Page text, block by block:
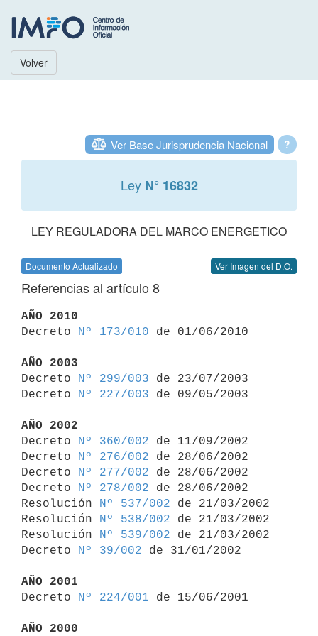
Volver
?
Ver Base Jurisprudencia Nacional
Ley N° 16832
LEY REGULADORA DEL MARCO ENERGETICO
Documento Actualizado Ver Imagen del D.O.
Referencias al artículo 8
AÑO 2010
Decreto
Nº 173/010 de 01/06/2010
AÑO 2003
Decreto
Nº 299/003 de 23/07/2003
Decreto
Nº 227/003 de 09/05/2003
AÑO 2002
Decreto
Nº 360/002 de 11/09/2002
Decreto
Nº 276/002 de 28/06/2002
Decreto
Nº 277/002 de 28/06/2002
Decreto
Nº 278/002 de 28/06/2002
Resolución
Nº 537/002 de 21/03/2002
Resolución
Nº 538/002 de 21/03/2002
Resolución
Nº 539/002 de 21/03/2002
Decreto
Nº 39/002 de 31/01/2002
AÑO 2001
Decreto
Nº 224/001 de 15/06/2001
AÑO 2000